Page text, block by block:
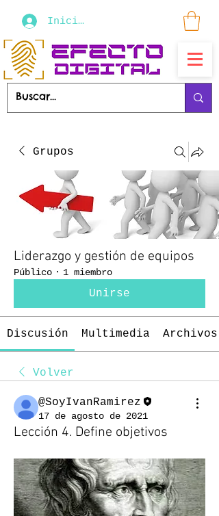
Iniciar sesión
Grupos
Liderazgo y gestión de equipos
Público · 1 miembro
Unirse
Discusión Multimedia Archivos
Volver
@SoyIvanRamirez
17 de agosto de 2021
Lección 4. Define objetivos